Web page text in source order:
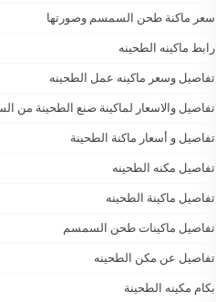
سعر ماكنة طحن السمسم وصورتها
رابط ماكينه الطحينه
تفاصيل وسعر ماكينه عمل الطحينه
تفاصيل والاسعار لماكينة صنع الطحينة من
تفاصيل و أسعار ماكنة الطحينة
تفاصيل مكنه الطحينه
تفاصيل ماكينة الطحينه
تفاصيل ماكينات طحن السمسم
تفاصيل عن مكن الطحينه
بكام مكينه الطحينة